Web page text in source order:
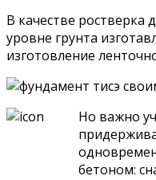
В качестве ростверка
уровне грунта
изготовление
Но важно
бетоном: